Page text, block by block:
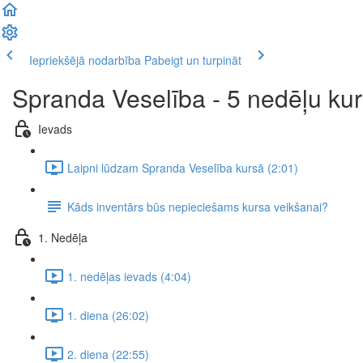
Iepriekšējā nodarbība Pabeigt un turpināt
Spranda Veselība - 5 nedēļu
Ievads
Laipni lūdzam Spranda Veselība kursā (2:01)
Kāds inventārs būs nepieciešams kursa veikšanai?
1. Nedēļa
1. nedēļas ievads (4:04)
1. diena (26:02)
2. diena (22:55)